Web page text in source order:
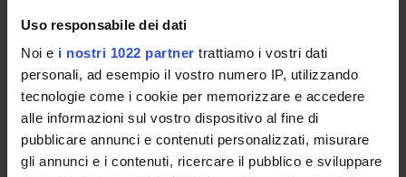
Uso responsabile dei dati
Noi e i nostri 1022 partner trattiamo i vostri dati
personali, ad esempio il vostro numero IP, utilizzando
tecnologie come i cookie per memorizzare e accedere
alle informazioni sul vostro dispositivo al fine di
pubblicare annunci e contenuti personalizzati, misurare
gli annunci e i contenuti, ricercare il pubblico e sviluppare
LABORATORI DI RICERCA
CENTRI DI RICERCA
BIBLIOTECHE
SPIN OFF E AZIENDE